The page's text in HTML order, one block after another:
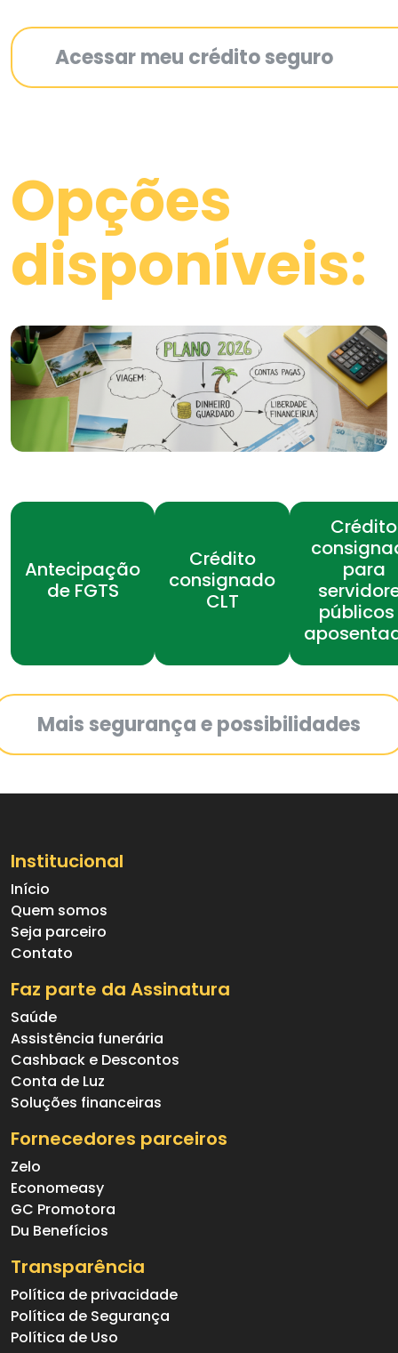
Acessar meu crédito seguro
Opções
disponíveis:
Antecipação
de FGTS
Crédito
consignado
CLT
Crédito
para
públicos
Mais segurança e possibilidades
Institucional
Início
Quem somos
Seja parceiro
Contato
Faz parte da Assinatura
Saúde
Assistência funerária
Cashback e Descontos
Conta de Luz
Soluções financeiras
Fornecedores parceiros
Zelo
Economeasy
GC Promotora
Du Benefícios
Transparência
Política de privacidade
Política de Segurança
Política de Uso